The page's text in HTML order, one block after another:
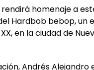
rendirá homenaje a
Hardbob bebop, un
XX, en la ciudad de
Andrés